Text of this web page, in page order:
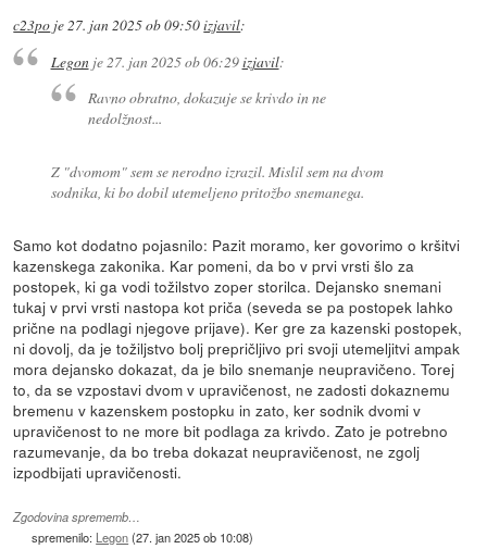
c23po je27. jan 2025 ob 09:50izjavil:
Legonje27. jan 2025 ob 06:29izjavil:
Ravno obratno, dokazuje se krivdo in ne
nedolžnost...
Z "dvomom" sem se nerodno izrazil. Mislil sem na dvom
sodnika, ki bo dobil utemeljeno pritožbo snemanega.
Samo kot dodatno pojasnilo: Pazit moramo, ker govorimo o kršitvi
kazenskega zakonika. Kar pomeni, da bo v prvi vrsti šlo za
postopek, ki ga vodi tožilstvo zoper storilca. Dejansko snemani
tukaj v prvi vrsti nastopa kot priča (seveda se pa postopek lahko
prične na podlagi njegove prijave). Ker gre za kazenski postopek,
ni dovolj, da je tožiljstvo bolj prepričljivo pri svoji utemeljitvi ampak
mora dejansko dokazat, da je bilo snemanje neupravičeno. Torej
to, da se vzpostavi dvom v upravičenost, ne zadosti dokaznemu
bremenu v kazenskem postopku in zato, ker sodnik dvomi v
upravičenost to ne more bit podlaga za krivdo. Zato je potrebno
razumevanje, da bo treba dokazat neupravičenost, ne zgolj
izpodbijati upravičenosti.
Zgodovina sprememb…
spremenilo: Legon(27. jan 2025 ob 10:08)